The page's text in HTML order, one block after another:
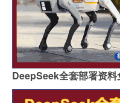
DeepSeek全套部署资料